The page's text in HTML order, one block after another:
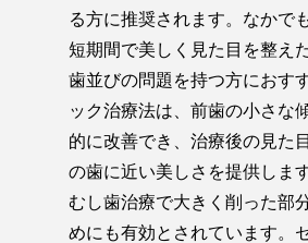
る方に推奨されます。なかで
短期間で美しく見た目を整え
歯並びの問題を持つ方におす
ック治療法は、前歯の小さな
的に改善でき、治療後の見た
の歯に近い美しさを提供しま
むし歯治療で大きく削った部
めにも有効とされています。